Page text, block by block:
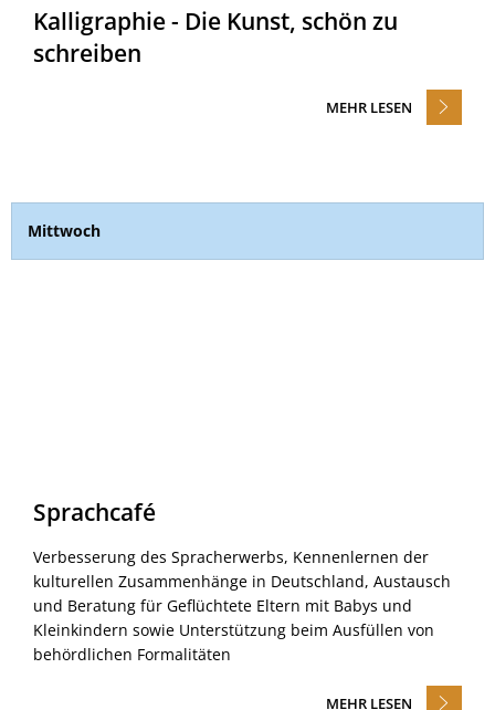
Kalligraphie - Die Kunst, schön zu
schreiben
MEHR LESEN
Mittwoch
Sprachcafé
Verbesserung des Spracherwerbs, Kennenlernen der
kulturellen Zusammenhänge in Deutschland, Austausch
und Beratung für Geflüchtete Eltern mit Babys und
Kleinkindern sowie Unterstützung beim Ausfüllen von
behördlichen Formalitäten
MEHR LESEN